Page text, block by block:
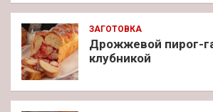
ЗАГОТОВКА
Дрожжевой пирог-
клубникой